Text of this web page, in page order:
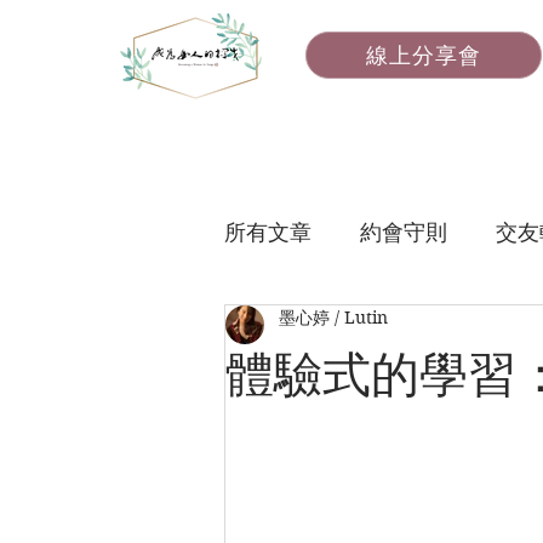
線上分享會
所有文章 約會守則 交
女性魅力
體驗式的學習
墨心婷 / Lutin